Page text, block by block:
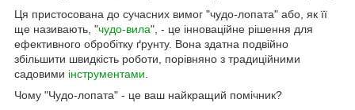
Ця пристосована до сучасних вимог "чудо-лопата" або, як її
ще називають, "чудо-вила", - це інноваційне рішення для
ефективного обробітку ґрунту. Вона здатна подвійно
збільшити швидкість роботи, порівняно з традиційними
садовими інструментами
Чому "Чудо-лопата" - це ваш найкращий помічник?